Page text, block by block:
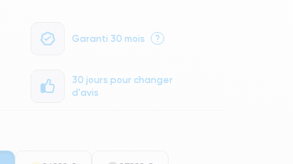
Garanti 30 mois ?
30 jours pour changer
d'avis